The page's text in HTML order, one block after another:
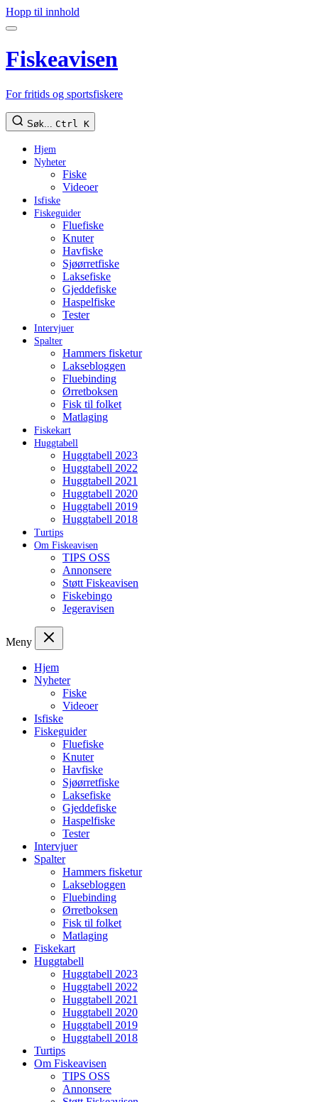
Hopp til innhold
Fiskeavisen
For fritids og sportsfiskere
Søk... Ctrl K
Hjem
Nyheter
Fiske
Videoer
Isfiske
Fiskeguider
Fluefiske
Knuter
Havfiske
Sjøørretfiske
Laksefiske
Gjeddefiske
Haspelfiske
Tester
Intervjuer
Spalter
Hammers fisketur
Laksebloggen
Fluebinding
Ørretboksen
Fisk til folket
Matlaging
Fiskekart
Huggtabell
Huggtabell 2023
Huggtabell 2022
Huggtabell 2021
Huggtabell 2020
Huggtabell 2019
Huggtabell 2018
Turtips
Om Fiskeavisen
TIPS OSS
Annonsere
Støtt Fiskeavisen
Fiskebingo
Jegeravisen
Meny
Hjem
Nyheter
Fiske
Videoer
Isfiske
Fiskeguider
Fluefiske
Knuter
Havfiske
Sjøørretfiske
Laksefiske
Gjeddefiske
Haspelfiske
Tester
Intervjuer
Spalter
Hammers fisketur
Laksebloggen
Fluebinding
Ørretboksen
Fisk til folket
Matlaging
Fiskekart
Huggtabell
Huggtabell 2023
Huggtabell 2022
Huggtabell 2021
Huggtabell 2020
Huggtabell 2019
Huggtabell 2018
Turtips
Om Fiskeavisen
TIPS OSS
Annonsere